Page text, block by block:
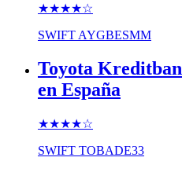
★★★★☆
SWIFT AYGBESMM
Toyota
en España
★★★★☆
SWIFT TOBADE33